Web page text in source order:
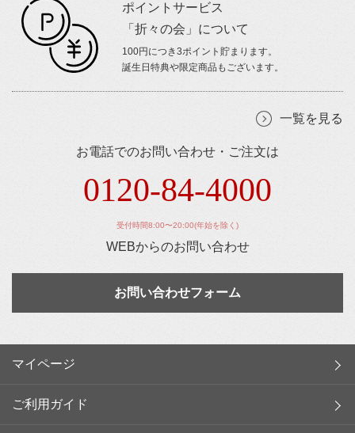
ポイントサービス
「折々の会」について
100円につき3ポイント貯まります。
誕生日特典や限定商品もございます。
一覧を見る
お電話でのお問い合わせ・ご注文は
0120-84-4000
受付時間8:00〜20:00(年始を除く)
WEBからのお問い合わせ
お問い合わせフォーム
マイページ
ご利用ガイド